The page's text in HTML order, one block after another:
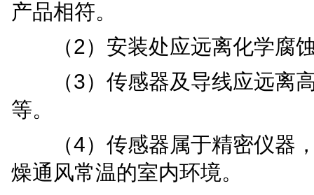
产品相符。
（2） 安装处应远离化学腐
（3） 传感器及导线应远离
等。
（4） 传感器属于精密仪器
燥通风常温的室内环境。